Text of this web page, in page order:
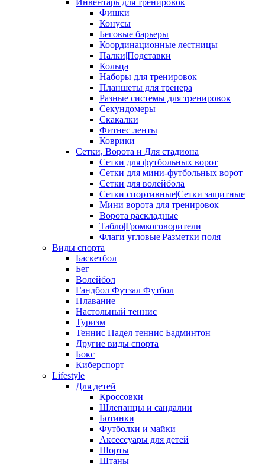
Инвентарь для тренировок
Фишки
Конусы
Беговые барьеры
Координационные лестницы
Палки|Подставки
Кольца
Наборы для тренировок
Планшеты для тренера
Разные системы для тренировок
Секундомеры
Скакалки
Фитнес ленты
Коврики
Сетки, Ворота и Для стадиона
Сетки для футбольных ворот
Сетки для мини-футбольных ворот
Сетки для волейбола
Сетки спортивные|Сетки защитные
Мини ворота для тренировок
Ворота раскладные
Табло|Громкоговорители
Флаги угловые|Разметки поля
Виды спорта
Баскетбол
Бег
Волейбол
Гандбол Футзал Футбол
Плавание
Настольный теннис
Туризм
Теннис Падел теннис Бадминтон
Другие виды спорта
Бокс
Киберспорт
Lifestyle
Для детей
Кроссовки
Шлепанцы и сандалии
Ботинки
Футболки и майки
Аксессуары для детей
Шорты
Штаны